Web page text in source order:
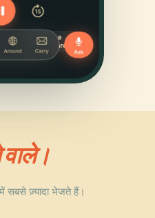
सबसे ज़्यादा भेजते हैं।